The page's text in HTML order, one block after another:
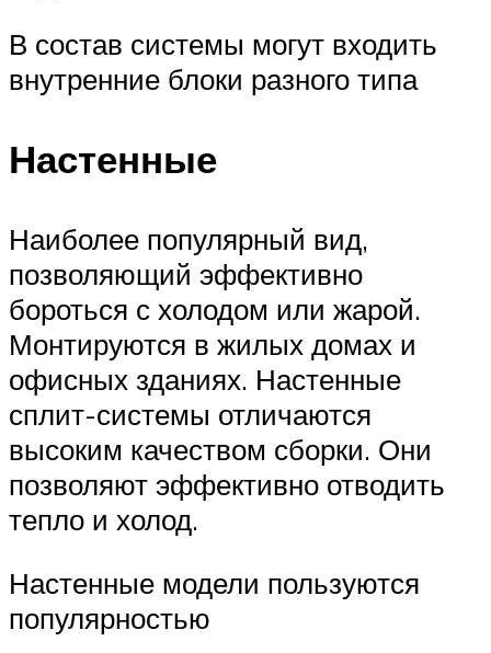
В состав системы могут входить
внутренние блоки разного типа
Настенные
Наиболее популярный вид,
позволяющий эффективно
бороться с холодом или жарой.
Монтируются в жилых домах и
офисных зданиях. Настенные
сплит-системы отличаются
высоким качеством сборки. Они
позволяют эффективно отводить
тепло и холод.
Настенные модели пользуются
популярностью